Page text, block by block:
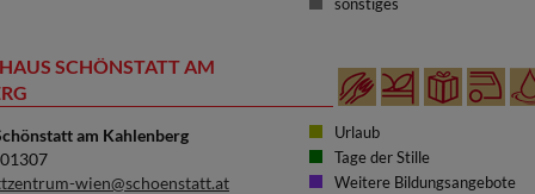
SCHÖNSTATT AM
am Kahlenberg
wien@schoenstatt.at
Urlaub
Tage der Stille
Weitere Bildungsangebote